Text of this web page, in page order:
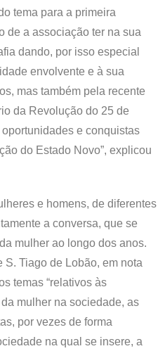
tema para a primeira
de a associação ter na sua
dando, por isso especial
envolvente e à sua
mas também pela recente
da Revolução do 25 de
e conquistas
do Estado Novo”, explicou
e homens, de diferentes
a conversa, que se
mulher ao longo dos anos.
Tiago de Lobão, em nota
temas “relativos às
mulher na sociedade, as
por vezes de forma
na qual se insere, a